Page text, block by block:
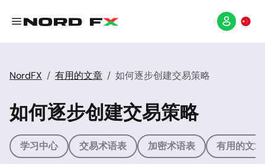
NordFX 有用的文章 如何逐步创建交易策略
如何逐步创建交易策略
学习中心 交易术语表 加密术语表 有用的文章